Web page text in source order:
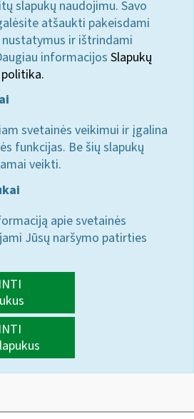
slapukų naudojimu. Savo
atšaukti pakeisdami
ir ištrindami
informacijos Slapukų
svetainės veikimui ir įgalina
funkcijas. Be šių slapukų
veikti.
apie svetainės
Jūsų naršymo patirties